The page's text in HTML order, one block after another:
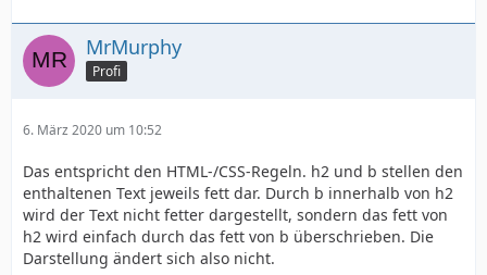
MrMurphy
Profi
6. März 2020 um 10:52
Das entspricht den HTML-/CSS-Regeln. h2 und b stellen den
enthaltenen Text jeweils fett dar. Durch b innerhalb von h2
wird der Text nicht fetter dargestellt, sondern das fett von
h2 wird einfach durch das fett von b überschrieben. Die
Darstellung ändert sich also nicht.